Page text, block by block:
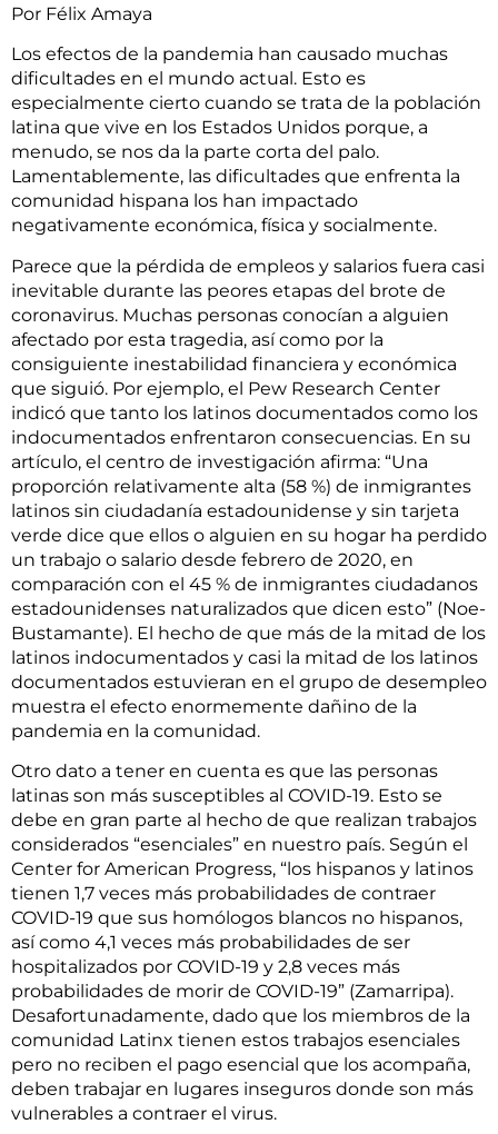
Por Félix Amaya
Los efectos de la pandemia han causado muchas
dificultades en el mundo actual. Esto es
especialmente cierto cuando se trata de la población
latina que vive en los Estados Unidos porque, a
menudo, se nos da la parte corta del palo.
Lamentablemente, las dificultades que enfrenta la
comunidad hispana los han impactado
negativamente económica, física y socialmente.
Parece que la pérdida de empleos y salarios fuera casi
inevitable durante las peores etapas del brote de
coronavirus. Muchas personas conocían a alguien
afectado por esta tragedia, así como por la
consiguiente inestabilidad financiera y económica
que siguió. Por ejemplo, el Pew Research Center
indicó que tanto los latinos documentados como los
indocumentados enfrentaron consecuencias. En su
artículo, el centro de investigación afirma: “Una
proporción relativamente alta (58 %) de inmigrantes
latinos sin ciudadanía estadounidense y sin tarjeta
verde dice que ellos o alguien en su hogar ha perdido
un trabajo o salario desde febrero de 2020, en
comparación con el 45 % de inmigrantes ciudadanos
estadounidenses naturalizados que dicen esto” (Noe-
Bustamante). El hecho de que más de la mitad de los
latinos indocumentados y casi la mitad de los latinos
documentados estuvieran en el grupo de desempleo
muestra el efecto enormemente dañino de la
pandemia en la comunidad.
Otro dato a tener en cuenta es que las personas
latinas son más susceptibles al COVID-19. Esto se
debe en gran parte al hecho de que realizan trabajos
considerados “esenciales” en nuestro país. Según el
Center for American Progress, “los hispanos y latinos
tienen 1,7 veces más probabilidades de contraer
COVID-19 que sus homólogos blancos no hispanos,
así como 4,1 veces más probabilidades de ser
hospitalizados por COVID-19 y 2,8 veces más
probabilidades de morir de COVID-19” (Zamarripa).
Desafortunadamente, dado que los miembros de la
comunidad Latinx tienen estos trabajos esenciales
pero no reciben el pago esencial que los acompaña,
deben trabajar en lugares inseguros donde son más
vulnerables a contraer el virus.